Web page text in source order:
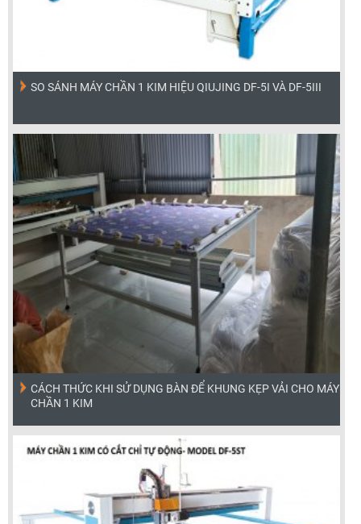
SO SÁNH MÁY CHẦN 1 KIM HIỆU QIUJING DF-5I VÀ DF-5III
CÁCH THỨC KHI SỬ DỤNG BÀN ĐỂ KHUNG KẸP VẢI CHO MÁY
CHẦN 1 KIM